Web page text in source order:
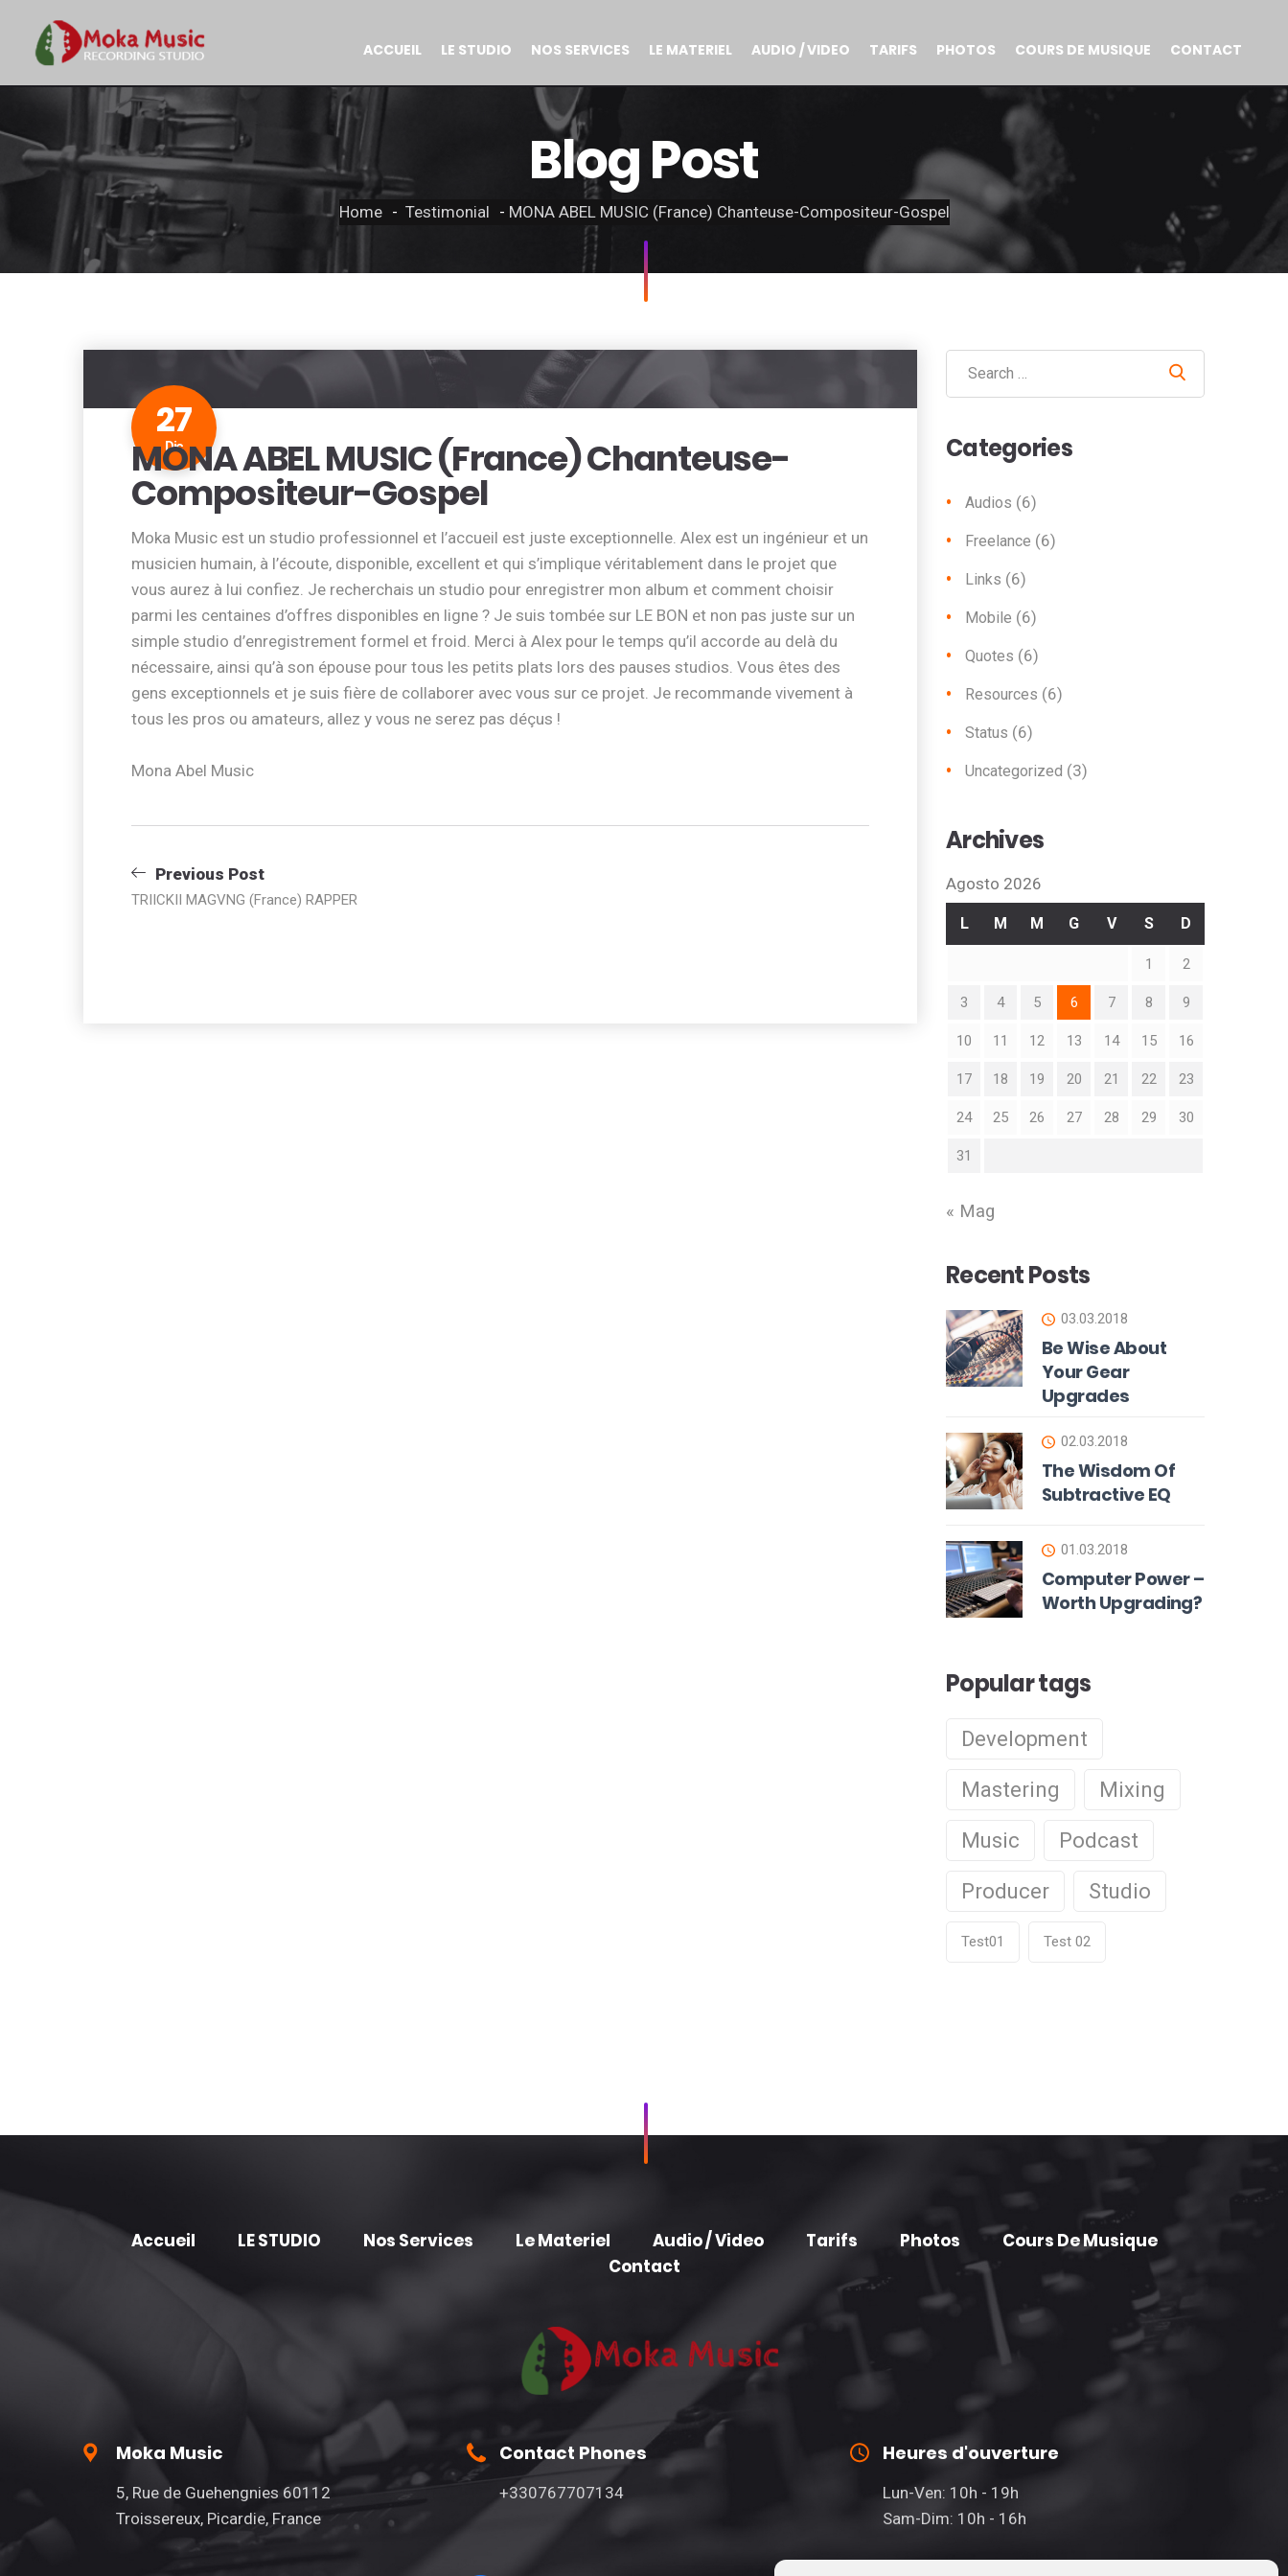
ACCUEIL LE STUDIO NOS SERVICES LE MATERIEL AUDIO / VIDEO TARIFS PHOTOS COURS DE MUSIQUE CONTACT
Blog Post
Home Testimonial MONA ABEL MUSIC (France) Chanteuse-Compositeur-Gospel
27
Dic
MONA ABEL MUSIC (France) Chanteuse-
Compositeur-Gospel
Moka Music est un studio professionnel et l’accueil est juste exceptionnelle. Alex est un ingénieur et un
musicien humain, à l’écoute, disponible, excellent et qui s’implique véritablement dans le projet que
vous aurez à lui confiez. Je recherchais un studio pour enregistrer mon album et comment choisir
parmi les centaines d’offres disponibles en ligne ? Je suis tombée sur LE BON et non pas juste sur un
simple studio d’enregistrement formel et froid. Merci à Alex pour le temps qu’il accorde au delà du
nécessaire, ainsi qu’à son épouse pour tous les petits plats lors des pauses studios. Vous êtes des
gens exceptionnels et je suis fière de collaborer avec vous sur ce projet. Je recommande vivement à
tous les pros ou amateurs, allez y vous ne serez pas déçus !
Mona Abel Music
Navigazione
Previous Post
TRIICKII MAGVNG (France) RAPPER
Search
Categories
Audios (6)
Freelance (6)
Links (6)
Mobile (6)
Quotes (6)
Resources (6)
Status (6)
Uncategorized (3)
Archives
Agosto 2026
L M M G V S D
1 2
3 4 5 6 7 8 9
10 11 12 13 14 15 16
17 18 19 20 21 22 23
24 25 26 27 28 29 30
31
« Mag
Recent Posts
03.03.2018
Be Wise About
Your Gear
Upgrades
02.03.2018
The Wisdom Of
Subtractive EQ
01.03.2018
Computer Power –
Worth Upgrading?
Popular tags
Development
Mastering Mixing
Music Podcast
Producer Studio
Test01 Test 02
Accueil LE STUDIO Nos Services Le Materiel Audio / Video Tarifs Photos
Cours De Musique
Contact
Moka Music
5, Rue de Guehengnies 60112
Troissereux, Picardie, France
Contact Phones
+330767707134
Heures d'ouverture
Lun-Ven: 10h - 19h
Sam-Dim: 10h - 16h